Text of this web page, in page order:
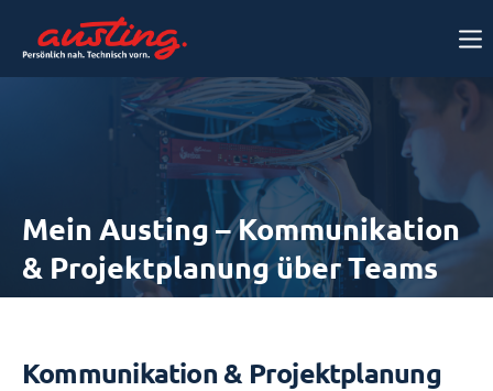
Mein Austing – Kommunikation
& Projektplanung über Teams
Kommunikation & Projektplanung